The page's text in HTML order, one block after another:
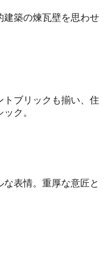
建築の煉瓦壁を思わせ
ブリックも揃い、住
ク。
表情。重厚な意匠と